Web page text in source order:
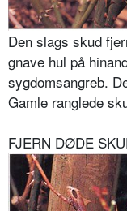
Den slags skud
gnave hul på
sygdomsangreb.
Gamle ranglede
FJERN DØDE